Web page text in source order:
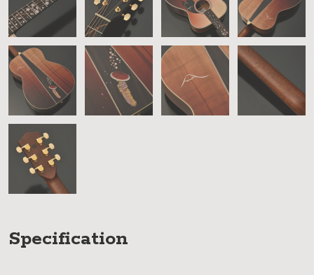
Specification